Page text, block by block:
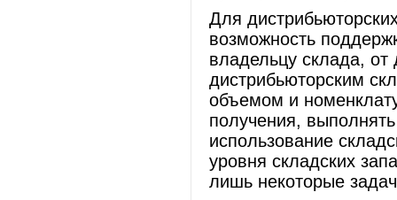
Для
возможность
владельцу склада,
дистрибьюторским
объемом и
получения,
использование
уровня складских
лишь некоторые